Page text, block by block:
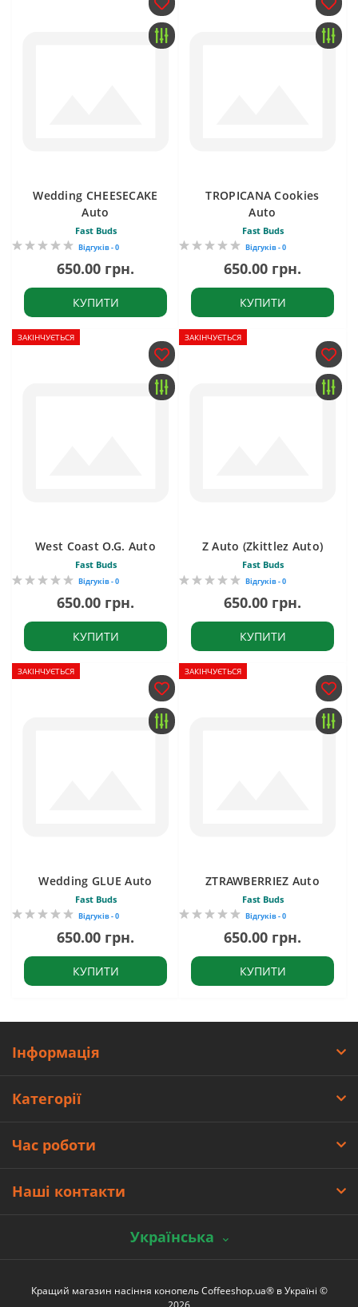
Wedding CHEESECAKE
Auto
Fast Buds
Відгуків - 0
650.00 грн.
КУПИТИ
TROPICANA Cookies
Auto
Fast Buds
Відгуків - 0
650.00 грн.
КУПИТИ
ЗАКІНЧУЄТЬСЯ
West Coast O.G. Auto
Fast Buds
Відгуків - 0
650.00 грн.
КУПИТИ
ЗАКІНЧУЄТЬСЯ
Z Auto (Zkittlez Auto)
Fast Buds
Відгуків - 0
650.00 грн.
КУПИТИ
ЗАКІНЧУЄТЬСЯ
Wedding GLUE Auto
Fast Buds
Відгуків - 0
650.00 грн.
КУПИТИ
ЗАКІНЧУЄТЬСЯ
ZTRAWBERRIEZ Auto
Fast Buds
Відгуків - 0
650.00 грн.
КУПИТИ
Інформація
Категорії
Час роботи
Наші контакти
Українська
Кращий магазин насіння конопель Coffeeshop.ua® в Україні ©